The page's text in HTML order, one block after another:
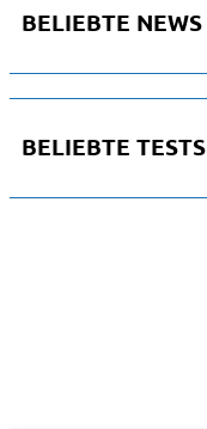
BELIEBTE NEWS
BELIEBTE TESTS